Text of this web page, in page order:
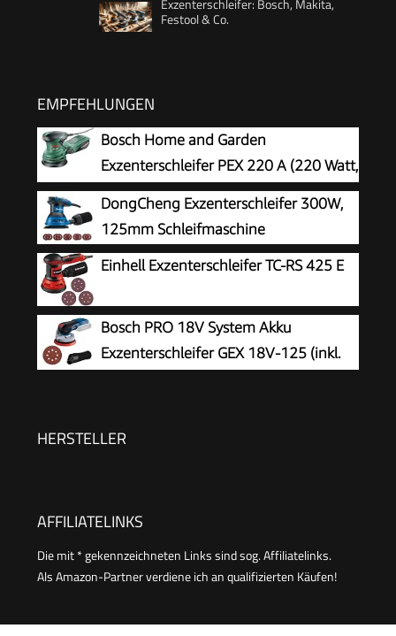
Exzenterschleifer: Bosch, Makita,
Festool & Co.
EMPFEHLUNGEN
Bosch Home and Garden
Exzenterschleifer PEX 220 A (220 Watt,
im Karton)
DongCheng Exzenterschleifer 300W,
125mm Schleifmaschine
Einhell Exzenterschleifer TC-RS 425 E
Bosch PRO 18V System Akku
Exzenterschleifer GEX 18V-125 (inkl.
Akku/Ladegerät)
HERSTELLER
AFFILIATELINKS
Die mit * gekennzeichneten Links sind sog. Affiliatelinks.
Als Amazon-Partner verdiene ich an qualifizierten Käufen!